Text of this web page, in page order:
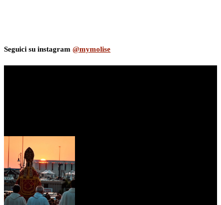
Seguici su instagram @mymolise